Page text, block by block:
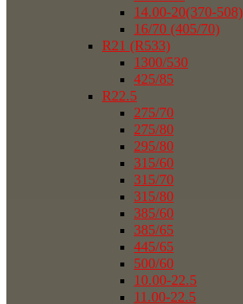
14.00-20(370-508)
16/70 (405/70)
R21 (R533)
1300/530
425/85
R22.5
275/70
275/80
295/80
315/60
315/70
315/80
385/60
385/65
445/65
500/60
10.00-22.5
11.00-22.5